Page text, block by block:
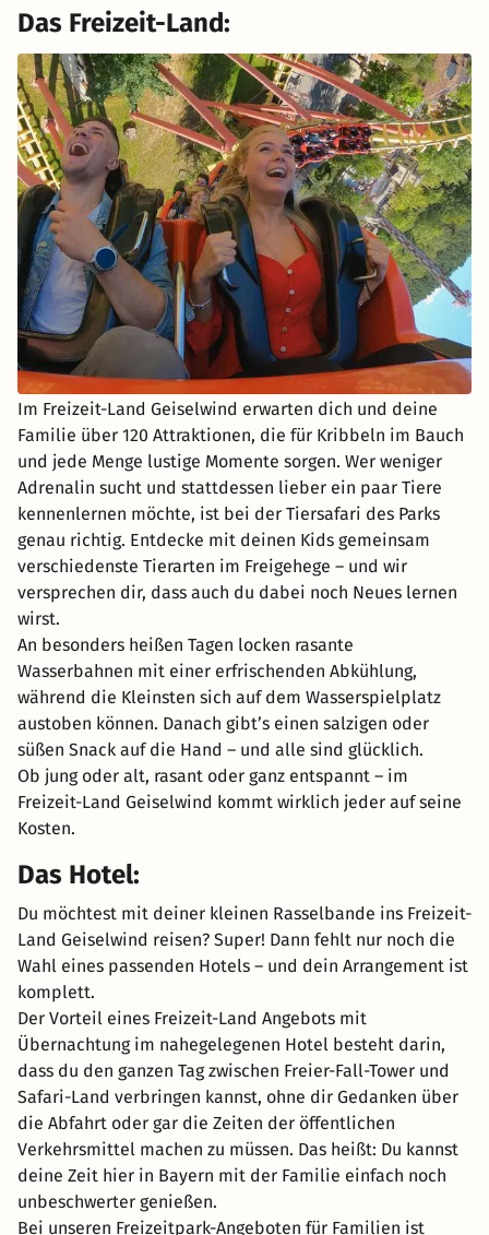
Das Freizeit-Land:
Im Freizeit-Land Geiselwind erwarten dich und deine
Familie über 120 Attraktionen, die für Kribbeln im Bauch
und jede Menge lustige Momente sorgen. Wer weniger
Adrenalin sucht und stattdessen lieber ein paar Tiere
kennenlernen möchte, ist bei der Tiersafari des Parks
genau richtig. Entdecke mit deinen Kids gemeinsam
verschiedenste Tierarten im Freigehege – und wir
versprechen dir, dass auch du dabei noch Neues lernen
wirst.
An besonders heißen Tagen locken rasante
Wasserbahnen mit einer erfrischenden Abkühlung,
während die Kleinsten sich auf dem Wasserspielplatz
austoben können. Danach gibt’s einen salzigen oder
süßen Snack auf die Hand – und alle sind glücklich.
Ob jung oder alt, rasant oder ganz entspannt – im
Freizeit-Land Geiselwind kommt wirklich jeder auf seine
Kosten.
Das Hotel:
Du möchtest mit deiner kleinen Rasselbande ins Freizeit-
Land Geiselwind reisen? Super! Dann fehlt nur noch die
Wahl eines passenden Hotels – und dein Arrangement ist
komplett.
Der Vorteil eines Freizeit-Land Angebots mit
Übernachtung im nahegelegenen Hotel besteht darin,
dass du den ganzen Tag zwischen Freier-Fall-Tower und
Safari-Land verbringen kannst, ohne dir Gedanken über
die Abfahrt oder gar die Zeiten der öffentlichen
Verkehrsmittel machen zu müssen. Das heißt: Du kannst
deine Zeit hier in Bayern mit der Familie einfach noch
unbeschwerter genießen.
Bei unseren Freizeitpark-Angeboten für Familien ist